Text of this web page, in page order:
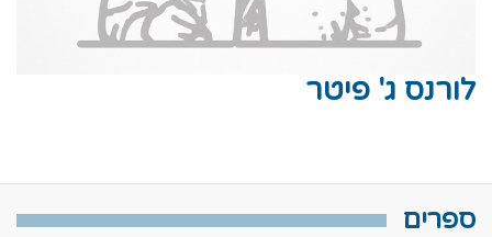
לורנס ג' פיטר
ספרים